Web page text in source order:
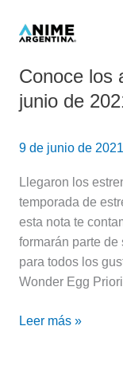
Conoce los
junio de
9 de junio de 2021
Llegaron los
temporada de
esta nota te
formarán parte
para todos los
Wonder Egg
Conoce
los
anime
Funimation
junio
Leer más »